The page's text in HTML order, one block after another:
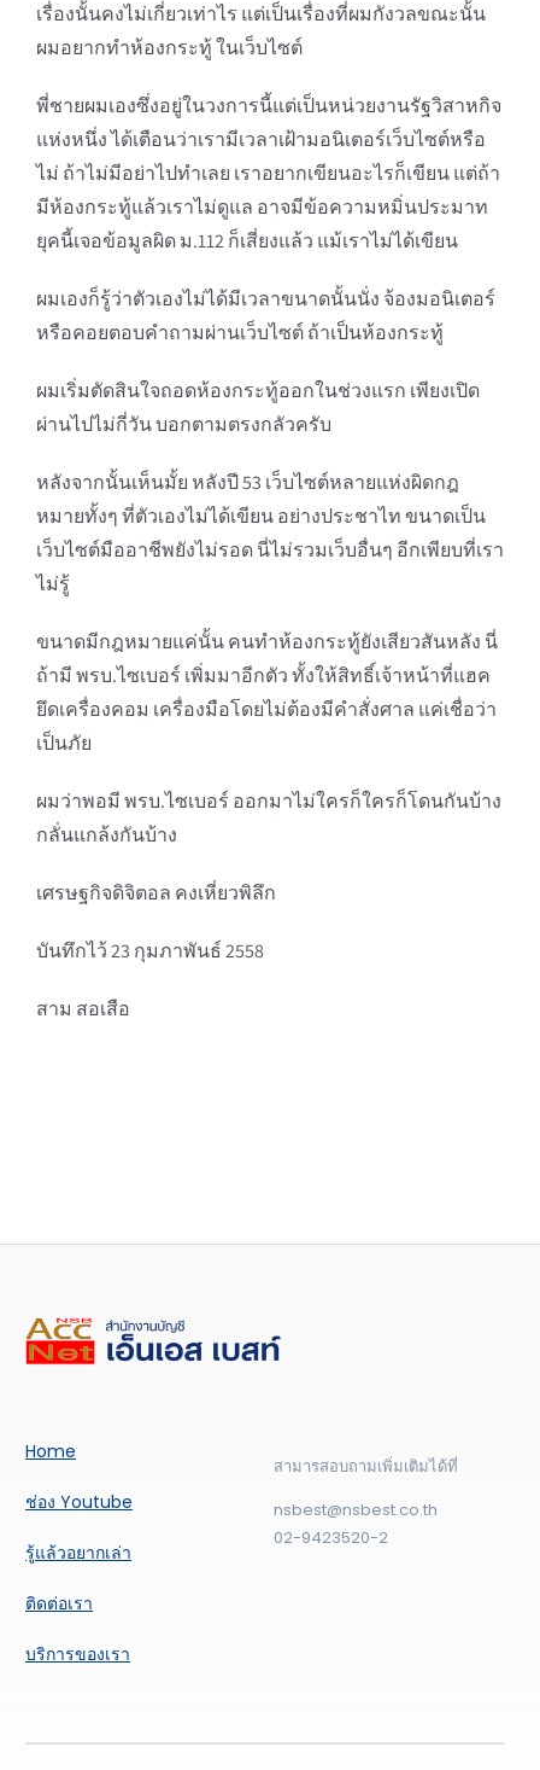
เรื่องนั้นคงไม่เกี่ยวเท่าไร แต่เป็นเรื่องที่ผมกังวลขณะนั้น
ผมอยากทำห้องกระทู้ ในเว็บไซต์
พี่ชายผมเองซึ่งอยู่ในวงการนี้แต่เป็นหน่วยงานรัฐวิสาหกิจ
แห่งหนึ่ง ได้เตือนว่าเรามีเวลาเฝ้ามอนิเตอร์เว็บไซต์หรือ
ไม่ ถ้าไม่มีอย่าไปทำเลย เราอยากเขียนอะไรก็เขียน แต่ถ้า
มีห้องกระทู้แล้วเราไม่ดูแล อาจมีข้อความหมิ่นประมาท
ยุคนี้เจอข้อมูลผิด ม.112 ก็เสี่ยงแล้ว แม้เราไม่ได้เขียน
ผมเองก็รู้ว่าตัวเองไม่ได้มีเวลาขนาดนั้นนั่ง จ้องมอนิเตอร์
หรือคอยตอบคำถามผ่านเว็บไซต์ ถ้าเป็นห้องกระทู้
ผมเริ่มตัดสินใจถอดห้องกระทู้ออกในช่วงแรก เพียงเปิด
ผ่านไปไม่กี่วัน บอกตามตรงกลัวครับ
หลังจากนั้นเห็นมั้ย หลังปี 53 เว็บไซต์หลายแห่งผิดกฎ
หมายทั้งๆ ที่ตัวเองไม่ได้เขียน อย่างประชาไท ขนาดเป็น
เว็บไซต์มืออาชีพยังไม่รอด นี่ไม่รวมเว็บอื่นๆ อีกเพียบที่เรา
ไม่รู้
ขนาดมีกฎหมายแค่นั้น คนทำห้องกระทู้ยังเสียวสันหลัง นี่
ถ้ามี พรบ.ไซเบอร์ เพิ่มมาอีกตัว ทั้งให้สิทธิ์เจ้าหน้าที่แฮค
ยึดเครื่องคอม เครื่องมือโดยไม่ต้องมีคำสั่งศาล แค่เชื่อว่า
เป็นภัย
ผมว่าพอมี พรบ.ไซเบอร์ ออกมาไม่ใครก็ใครก็โดนกันบ้าง
กลั่นแกล้งกันบ้าง
เศรษฐกิจดิจิตอล คงเหี่ยวพิลึก
บันทึกไว้ 23 กุมภาพันธ์ 2558
สาม สอเสือ
Home
ช่อง Youtube
รู้แล้วอยากเล่า
ติดต่อเรา
บริการของเรา
สามารสอบถามเพิ่มเติมได้ที่
nsbest@nsbest.co.th
02-9423520-2